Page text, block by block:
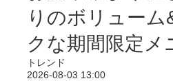
りのボリューム
クな期間限定メ
トレンド
2026-08-03 13:00